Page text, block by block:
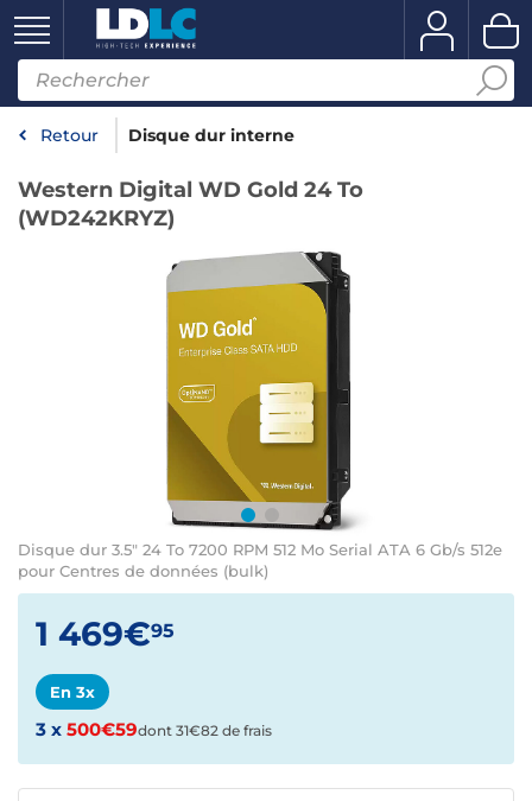
Retour Disque dur interne
Western Digital WD Gold 24 To
(WD242KRYZ)
Disque dur 3.5" 24 To 7200 RPM 512 Mo Serial ATA 6 Gb/s 512e
pour Centres de données (bulk)
1 469€95
En 3x
3 x 500€59dont 31€82 de frais